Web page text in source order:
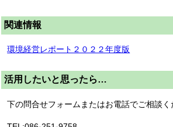
関連情報
環境経営レポート２０２２年度版
活用したいと思ったら…
下の問合せフォームまたはお電話でご相談く